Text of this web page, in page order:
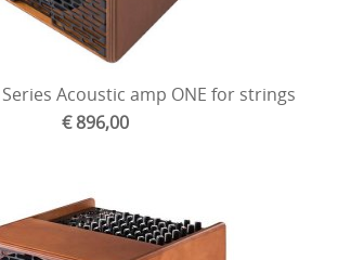
Series Acoustic amp ONE for strings
€ 896,00